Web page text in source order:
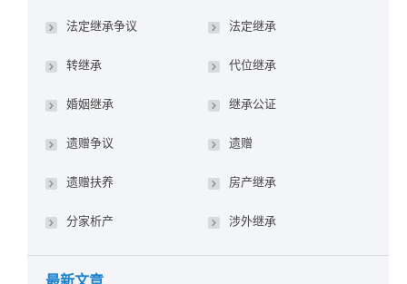
法定继承争议 法定继承
转继承 代位继承
婚姻继承 继承公证
遗赠争议 遗赠
遗赠扶养 房产继承
分家析产 涉外继承
最新文章